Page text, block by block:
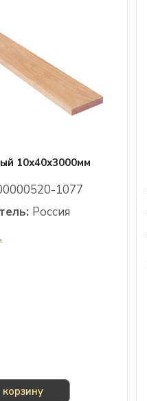
10х40х3000мм
1077
Россия
корзину